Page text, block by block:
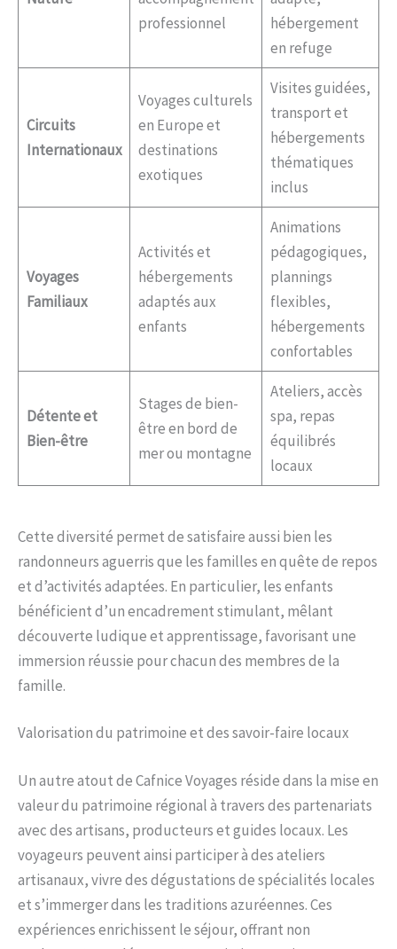
professionnel
hébergement
en refuge
Circuits
Internationaux
Voyages culturels
en Europe et
destinations
exotiques
Visites guidées,
transport et
hébergements
thématiques
inclus
Voyages
Familiaux
Activités et
hébergements
adaptés aux
enfants
Animations
pédagogiques,
plannings
flexibles,
hébergements
confortables
Détente et
Bien-être
Stages de bien-
être en bord de
mer ou montagne
Ateliers, accès
spa, repas
équilibrés
locaux
Cette diversité permet de satisfaire aussi bien les
randonneurs aguerris que les familles en quête de repos
et d’activités adaptées. En particulier, les enfants
bénéficient d’un encadrement stimulant, mêlant
découverte ludique et apprentissage, favorisant une
immersion réussie pour chacun des membres de la
famille.
Valorisation du patrimoine et des savoir-faire locaux
Un autre atout de Cafnice Voyages réside dans la mise en
valeur du patrimoine régional à travers des partenariats
avec des artisans, producteurs et guides locaux. Les
voyageurs peuvent ainsi participer à des ateliers
artisanaux, vivre des dégustations de spécialités locales
et s’immerger dans les traditions azuréennes. Ces
expériences enrichissent le séjour, offrant non